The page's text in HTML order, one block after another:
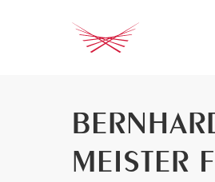
MEISTER